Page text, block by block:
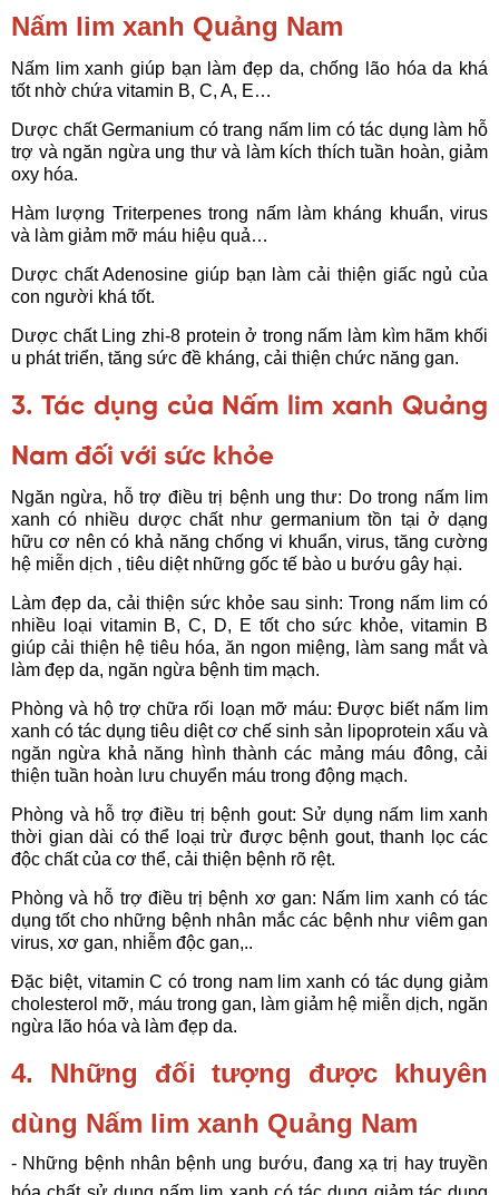
Nấm lim xanh Quảng Nam
Nấm lim xanh giúp bạn làm đẹp da, chống lão hóa da khá
tốt nhờ chứa vitamin B, C, A, E…
Dược chất Germanium có trang nấm lim có tác dụng làm hỗ
trợ và ngăn ngừa ung thư và làm kích thích tuần hoàn, giảm
oxy hóa.
Hàm lượng Triterpenes trong nấm làm kháng khuẩn, virus
và làm giảm mỡ máu hiệu quả…
Dược chất Adenosine giúp bạn làm cải thiện giấc ngủ của
con người khá tốt.
Dược chất Ling zhi-8 protein ở trong nấm làm kìm hãm khối
u phát triển, tăng sức đề kháng, cải thiện chức năng gan.
3. Tác dụng của Nấm lim xanh Quảng
Nam đối với sức khỏe
Ngăn ngừa, hỗ trợ điều trị bệnh ung thư: Do trong nấm lim
xanh có nhiều dược chất như germanium tồn tại ở dạng
hữu cơ nên có khả năng chống vi khuẩn, virus, tăng cường
hệ miễn dịch , tiêu diệt những gốc tế bào u bướu gây hại.
Làm đẹp da, cải thiện sức khỏe sau sinh: Trong nấm lim có
nhiều loại vitamin B, C, D, E tốt cho sức khỏe, vitamin B
giúp cải thiện hệ tiêu hóa, ăn ngon miệng, làm sang mắt và
làm đẹp da, ngăn ngừa bệnh tim mạch.
Phòng và hộ trợ chữa rối loạn mỡ máu: Được biết nấm lim
xanh có tác dụng tiêu diệt cơ chế sinh sản lipoprotein xấu và
ngăn ngừa khả năng hình thành các mảng máu đông, cải
thiện tuần hoàn lưu chuyển máu trong động mạch.
Phòng và hỗ trợ điều trị bệnh gout: Sử dụng nấm lim xanh
thời gian dài có thể loại trừ được bệnh gout, thanh lọc các
độc chất của cơ thể, cải thiện bệnh rõ rệt.
Phòng và hỗ trợ điều trị bệnh xơ gan: Nấm lim xanh có tác
dụng tốt cho những bệnh nhân mắc các bệnh như viêm gan
virus, xơ gan, nhiễm độc gan,..
Đặc biệt, vitamin C có trong nam lim xanh có tác dụng giảm
cholesterol mỡ, máu trong gan, làm giảm hệ miễn dịch, ngăn
ngừa lão hóa và làm đẹp da.
4. Những đối tượng được khuyên
dùng Nấm lim xanh Quảng Nam
- Những bệnh nhân bệnh ung bướu, đang xạ trị hay truyền